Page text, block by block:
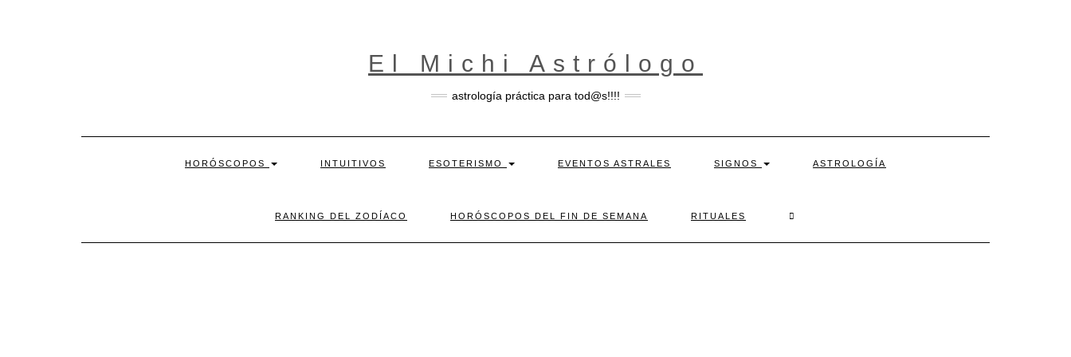
El Michi Astrólogo
astrología práctica para tod@s!!!!
HORÓSCOPOS INTUITIVOS ESOTERISMO EVENTOS ASTRALES SIGNOS ASTROLOGÍA
RANKING DEL ZODÍACO HORÓSCOPOS DEL FIN DE SEMANA RITUALES